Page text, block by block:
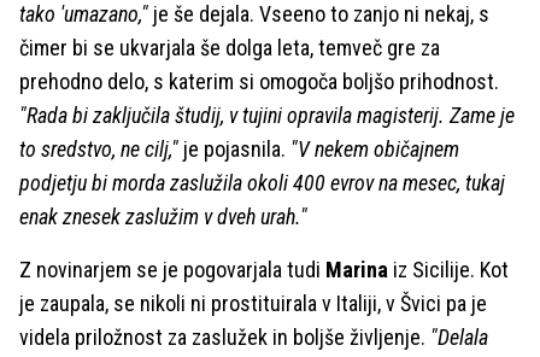
tako 'umazano," je še dejala. Vseeno to zanjo ni nekaj, s
čimer bi se ukvarjala še dolga leta, temveč gre za
prehodno delo, s katerim si omogoča boljšo prihodnost.
"Rada bi zaključila študij, v tujini opravila magisterij. Zame je
to sredstvo, ne cilj," je pojasnila. "V nekem običajnem
podjetju bi morda zaslužila okoli 400 evrov na mesec, tukaj
enak znesek zaslužim v dveh urah."
Z novinarjem se je pogovarjala tudi Marina iz Sicilije. Kot
je zaupala, se nikoli ni prostituirala v Italiji, v Švici pa je
videla priložnost za zaslužek in boljše življenje. "Delala